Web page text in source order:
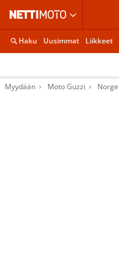
Haku Uusimmat Liikkeet
Myydään Moto Guzzi Norge